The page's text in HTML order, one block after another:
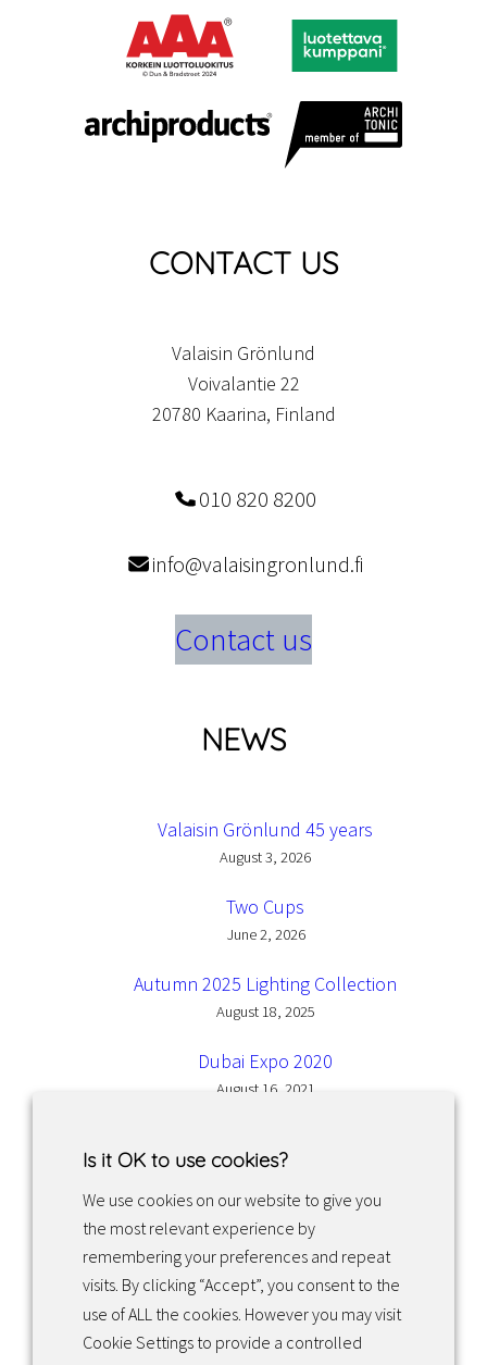
CONTACT US
Valaisin Grönlund
Voivalantie 22
20780 Kaarina, Finland
010 820 8200
info@valaisingronlund.fi
Contact us
NEWS
Valaisin Grönlund 45 years
August 3, 2026
Two Cups
June 2, 2026
Autumn 2025 Lighting Collection
August 18, 2025
Dubai Expo 2020
August 16, 2021
Facebook InstagramLinkedIn
Returns & exchanges
Is it OK to use cookies?
We use cookies on our website to give you
the most relevant experience by
remembering your preferences and repeat
visits. By clicking “Accept”, you consent to the
use of ALL the cookies. However you may visit
Cookie Settings to provide a controlled